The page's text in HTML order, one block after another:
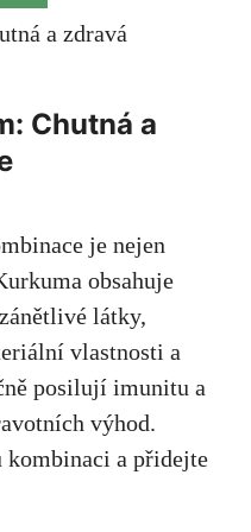
Chutná a
je nejen
obsahuje
látky,
vlastnosti a
posilují imunitu a
výhod.
kombinaci a přidejte